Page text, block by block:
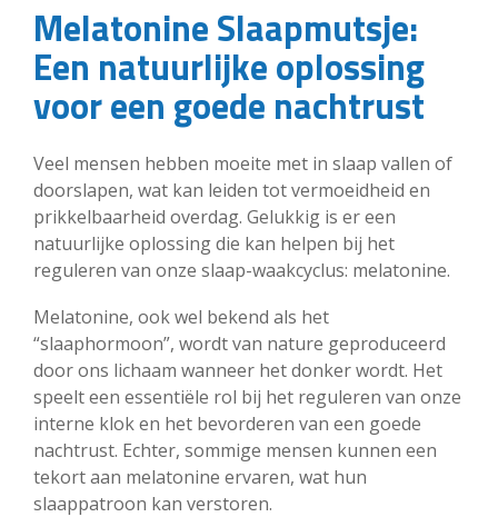
Melatonine Slaapmutsje:
Een natuurlijke oplossing
voor een goede nachtrust
Veel mensen hebben moeite met in slaap vallen of
doorslapen, wat kan leiden tot vermoeidheid en
prikkelbaarheid overdag. Gelukkig is er een
natuurlijke oplossing die kan helpen bij het
reguleren van onze slaap-waakcyclus: melatonine.
Melatonine, ook wel bekend als het
“slaaphormoon”, wordt van nature geproduceerd
door ons lichaam wanneer het donker wordt. Het
speelt een essentiële rol bij het reguleren van onze
interne klok en het bevorderen van een goede
nachtrust. Echter, sommige mensen kunnen een
tekort aan melatonine ervaren, wat hun
slaappatroon kan verstoren.